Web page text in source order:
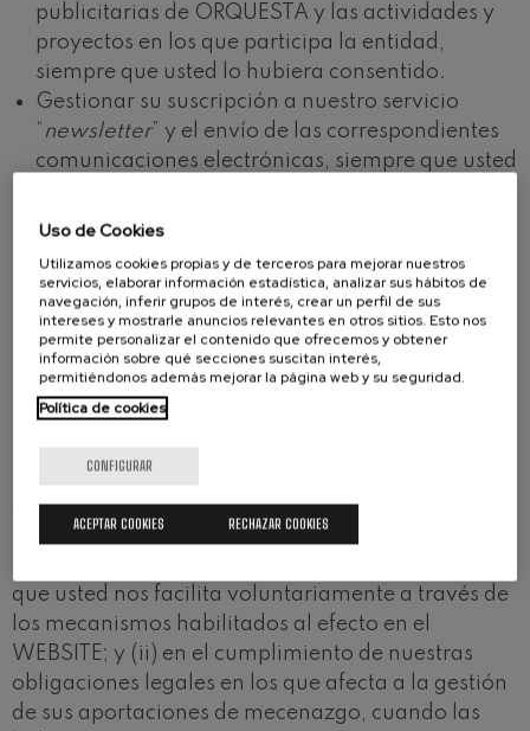
publicitarias de ORQUESTA y las actividades y
proyectos en los que participa la entidad,
siempre que usted lo hubiera consentido.
Gestionar su suscripción a nuestro servicio
“ newsletter” y el envío de las correspondientes
comunicaciones electrónicas, siempre que usted
Gestionar su solicitud de empleo o su
participación en el correspondiente proceso de
selección.
Gestionar las aportaciones de mecenazgo que,
en su caso, solicite realizar en favor de la
entidad a través del WEBSITE, así como las
obligaciones legales que se deriven de éstas.
El tratamiento de sus datos personales por parte
de ORQUESTA, conforme a la normativa aplicable,
se basa (i) en su consentimiento, otorgado en el
que usted nos facilita voluntariamente a través de
los mecanismos habilitados al efecto en el
WEBSITE; y (ii) en el cumplimiento de nuestras
obligaciones legales en los que afecta a la gestión
de sus aportaciones de mecenazgo, cuando las
Uso de Cookies
Utilizamos cookies propias y de terceros para mejorar nuestros
servicios, elaborar información estadística, analizar sus hábitos de
navegación, inferir grupos de interés, crear un perfil de sus
intereses y mostrarle anuncios relevantes en otros sitios. Esto nos
permite personalizar el contenido que ofrecemos y obtener
información sobre qué secciones suscitan interés,
permitiéndonos además mejorar la página web y su seguridad.
Política de cookies
CONFIGURAR
RECHAZAR COOKIES
ACEPTAR COOKIES